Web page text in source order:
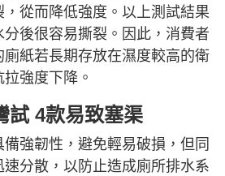
從而降低強度。以上測試結果
後很容易撕裂。因此，消費者
紙若長期存放在濕度較高的衛
強度下降。
試 4款易致塞渠
強韌性，避免輕易破損，但同
分散，以防止造成廁所排水系